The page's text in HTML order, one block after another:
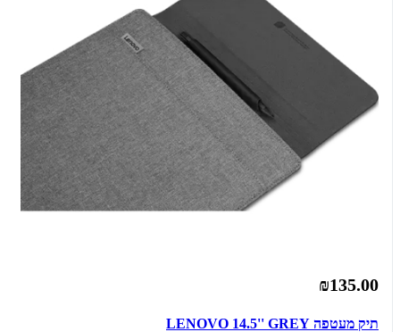
₪135.00
תיק מעטפה LENOVO 14.5'' GREY